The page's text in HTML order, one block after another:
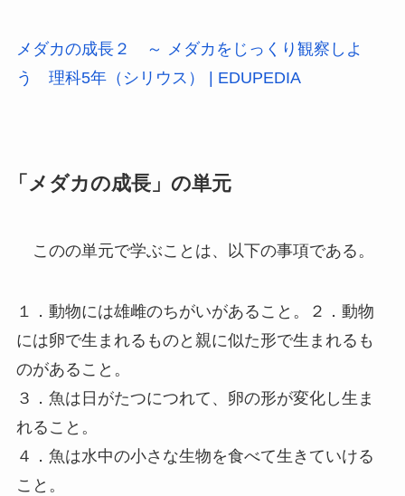
メダカの成長２ ～ メダカをじっくり観察しよ
う 理科5年（シリウス） | EDUPEDIA
「メダカの成長」の単元
このの単元で学ぶことは、以下の事項である。
１．動物には雄雌のちがいがあること。２．動物
には卵で生まれるものと親に似た形で生まれるも
のがあること。
３．魚は日がたつにつれて、卵の形が変化し生ま
れること。
４．魚は水中の小さな生物を食べて生きていける
こと。